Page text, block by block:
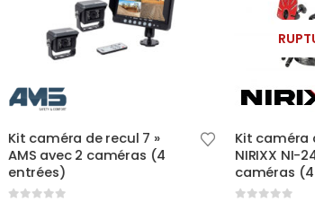
recul 7 »
(4
RUPTURE DE STOCK
Ce produit a plusieurs variations. Les options peuvent être choisies sur la page du produit
Kit caméra de recul 7″
NIRIXX NI-240 avec 2
caméras (4 entrées)